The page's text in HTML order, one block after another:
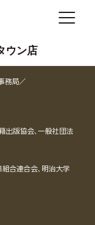
ウン店
務局／
出版協会、一般社団法
合連合会、明治大学